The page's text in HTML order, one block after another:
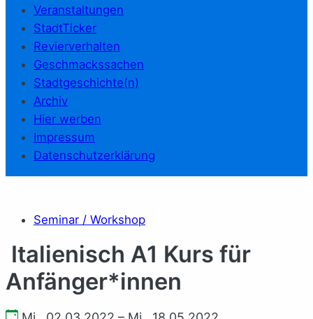
Veranstaltungen
StadtTicker
Revierverhalten
Geschmackssachen
Stadtgeschichte(n)
Archiv
Hier werben
Impressum
Datenschutzerklärung
Seminar / Workshop
Italienisch A1 Kurs für
Anfänger*innen